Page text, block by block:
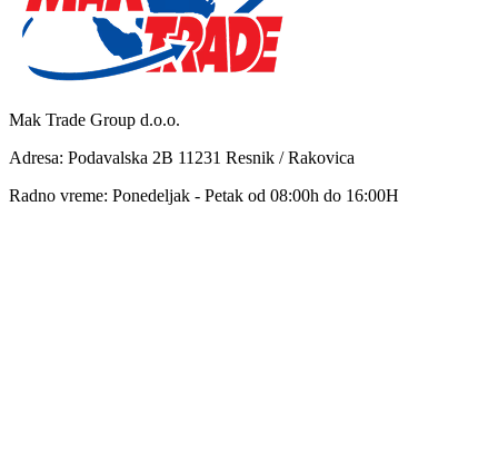
Mak Trade Group d.o.o.
Adresa: Podavalska 2B 11231 Resnik / Rakovica
Radno vreme: Ponedeljak - Petak od 08:00h do 16:00H